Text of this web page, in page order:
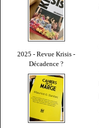
2025 - Revue Krisis -
Décadence ?